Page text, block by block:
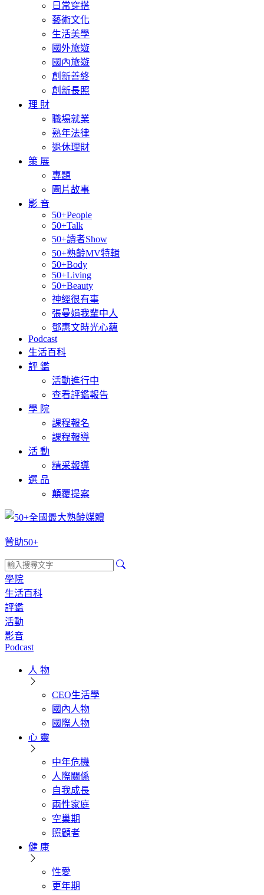
日常穿搭
藝術文化
生活美學
國外旅遊
國內旅遊
創新善終
創新長照
理 財
職場就業
熟年法律
退休理財
策 展
專題
圖片故事
影 音
50+People
50+Talk
50+讀者Show
50+熟齡MV特輯
50+Body
50+Living
50+Beauty
神經很有事
張曼娟我輩中人
鄧惠文時光心蘊
Podcast
生活百科
評 鑑
活動進行中
查看評鑑報告
學 院
課程報名
課程報導
活 動
精采報導
選 品
顛覆提案
贊助50+
學院
生活百科
評鑑
活動
影音
Podcast
人 物
CEO生活學
國內人物
國際人物
心 靈
中年危機
人際關係
自我成長
兩性家庭
空巢期
照顧者
健 康
性愛
更年期